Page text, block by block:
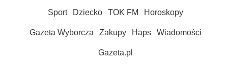
Sport Dziecko TOK FM Horoskopy
Gazeta Wyborcza Zakupy Haps Wiadomości
Gazeta.pl